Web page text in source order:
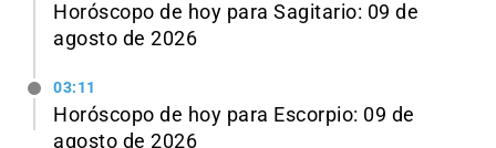
Horóscopo de hoy para Sagitario: 09 de
agosto de 2026
03:11
Horóscopo de hoy para Escorpio: 09 de
agosto de 2026